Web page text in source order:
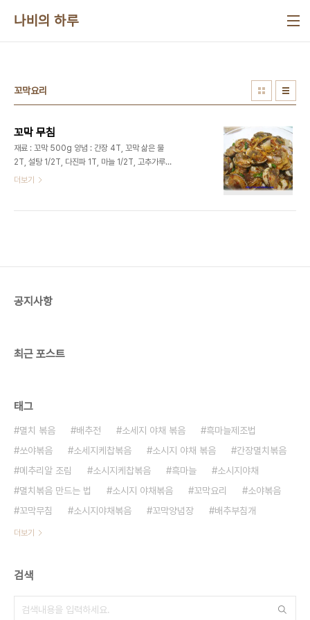
나비의 하루
꼬막요리
꼬막 무침
재료 : 꼬막 500g 양념 : 간장 4T, 꼬막 삶은 물
2T, 설탕 1/2T, 다진파 1T, 마늘 1/2T, 고추가루
1/2T, 깨소금, 후추가루, 참기름 약간 1. 꼬막을 솔로
니다. 7. 꼬막을 가지런히 놓아주고, 양념장을 수저로
더보기
공지사항
최근 포스트
태그
멸치 볶음 배추전 소세지 야채 볶음
흑마늘제조법
쏘야볶음
소세지케찹볶음 소시지 야채 볶음
간장멸치볶음
메추리알 조림
소시지케찹볶음 흑마늘
소시지야채
멸치볶음 만드는 법
소시지 야채볶음 꼬막요리
소야볶음
꼬막무침
소시지야채볶음 꼬막양념장 배추부침개
더보기
검색